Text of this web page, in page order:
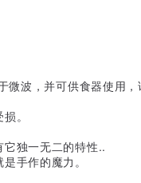
波，并可供食器使用，
。
独一无二的特性..
手作的魔力。